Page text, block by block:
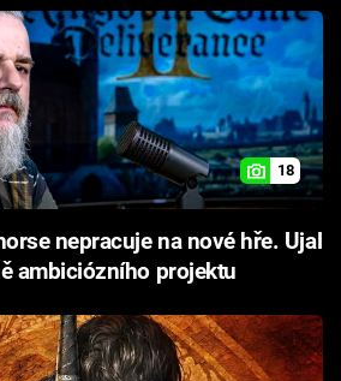
18
nepracuje na nové hře. Ujal
ambiciózního projektu